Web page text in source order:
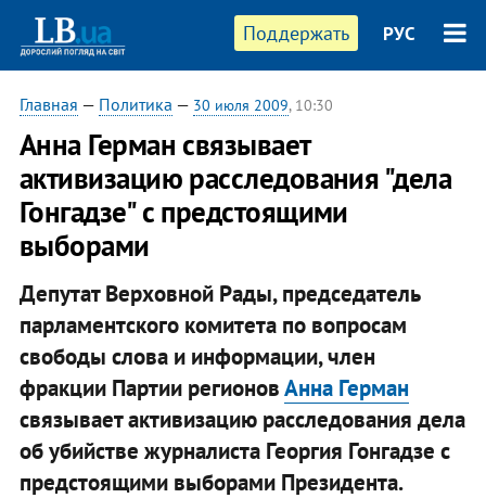
Поддержать РУС
Главная — Политика — 30 июля 2009, 10:30
Анна Герман связывает
активизацию расследования "дела
Гонгадзе" с предстоящими
выборами
Депутат Верховной Рады, председатель
парламентского комитета по вопросам
свободы слова и информации, член
фракции Партии регионовАнна Герман
связывает активизацию расследования дела
об убийстве журналиста Георгия Гонгадзе с
предстоящими выборами Президента.